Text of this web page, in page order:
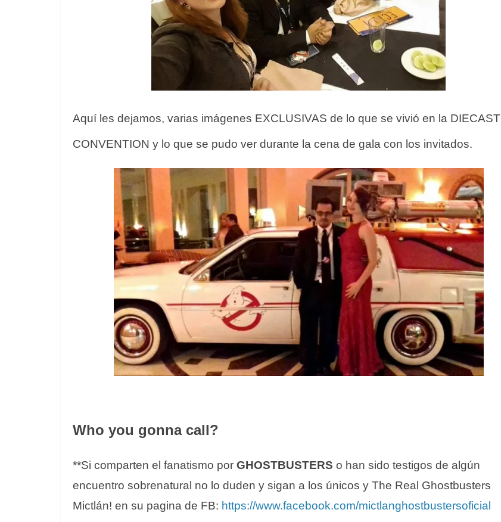
Aquí les dejamos, varias imágenes EXCLUSIVAS de lo que se vivió en la DIECAST
CONVENTION y lo que se pudo ver durante la cena de gala con los invitados.
Who you gonna call?
**Si comparten el fanatismo por GHOSTBUSTERS o han sido testigos de algún
encuentro sobrenatural no lo duden y sigan a los únicos y The Real Ghostbusters
Mictlán! en su pagina de FB: https://www.facebook.com/mictlanghostbustersoficial